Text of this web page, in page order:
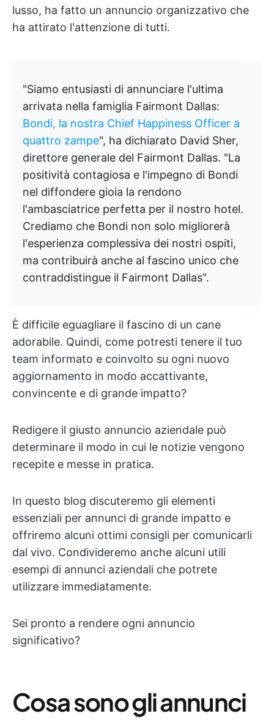
lusso, ha fatto un annuncio organizzativo che
ha attirato l'attenzione di tutti.
"Siamo entusiasti di annunciare l'ultima
arrivata nella famiglia Fairmont Dallas:
Bondi, la nostra Chief Happiness Officer a
quattro zampe", ha dichiarato David Sher,
direttore generale del Fairmont Dallas. "La
positività contagiosa e l'impegno di Bondi
nel diffondere gioia la rendono
l'ambasciatrice perfetta per il nostro hotel.
Crediamo che Bondi non solo migliorerà
l'esperienza complessiva dei nostri ospiti,
ma contribuirà anche al fascino unico che
contraddistingue il Fairmont Dallas".
È difficile eguagliare il fascino di un cane
adorabile. Quindi, come potresti tenere il tuo
team informato e coinvolto su ogni nuovo
aggiornamento in modo accattivante,
convincente e di grande impatto?
Redigere il giusto annuncio aziendale può
determinare il modo in cui le notizie vengono
recepite e messe in pratica.
In questo blog discuteremo gli elementi
essenziali per annunci di grande impatto e
offriremo alcuni ottimi consigli per comunicarli
dal vivo. Condivideremo anche alcuni utili
esempi di annunci aziendali che potrete
utilizzare immediatamente.
Sei pronto a rendere ogni annuncio
significativo?
Cosa sono gli annunci